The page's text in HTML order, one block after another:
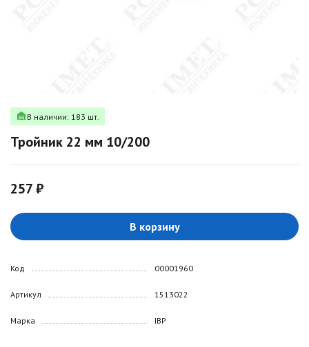
В наличии: 183 шт.
Тройник 22 мм 10/200
257 ₽
В корзину
Код
Артикул
Марка
00001960
1513022
IBP